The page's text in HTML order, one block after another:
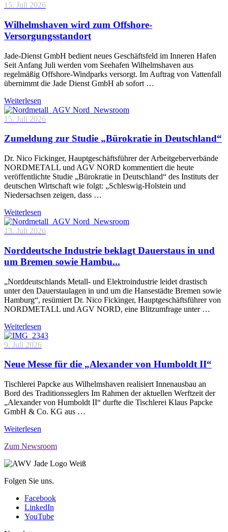
15. Juli 2026
Wilhelmshaven wird zum Offshore-
Versorgungsstandort
Jade-Dienst GmbH bedient neues Geschäftsfeld im Inneren Hafen
Seit Anfang Juli werden vom Seehafen Wilhelmshaven aus
regelmäßig Offshore-Windparks versorgt. Im Auftrag von Vattenfall
übernimmt die Jade Dienst GmbH ab sofort …
Weiterlesen
15. Juli 2026
Zumeldung zur Studie „Bürokratie in Deutschland“
Dr. Nico Fickinger, Hauptgeschäftsführer der Arbeitgeberverbände
NORDMETALL und AGV NORD kommentiert die heute
veröffentlichte Studie „Bürokratie in Deutschland“ des Instituts der
deutschen Wirtschaft wie folgt: „Schleswig-Holstein und
Niedersachsen zeigen, dass …
Weiterlesen
13. Juli 2026
Norddeutsche Industrie beklagt Dauerstaus in und
um Bremen sowie Hambu...
„Norddeutschlands Metall- und Elektroindustrie leidet drastisch
unter den Dauerstaulagen in und um die Hansestädte Bremen sowie
Hamburg“, resümiert Dr. Nico Fickinger, Hauptgeschäftsführer von
NORDMETALL und AGV NORD, eine Blitzumfrage unter …
Weiterlesen
9. Juli 2026
Neue Messe für die „Alexander von Humboldt II“
Tischlerei Papcke aus Wilhelmshaven realisiert Innenausbau an
Bord des Traditionsseglers Im Rahmen der aktuellen Werftzeit der
„Alexander von Humboldt II“ durfte die Tischlerei Klaus Papcke
GmbH & Co. KG aus …
Weiterlesen
Zum Newsroom
Folgen Sie uns.
Facebook
LinkedIn
YouTube